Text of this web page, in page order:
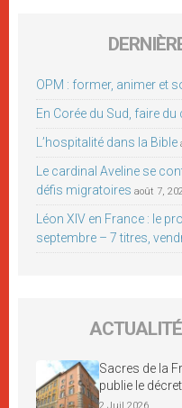
OPM : former, animer et
En Corée du Sud, faire
L’hospitalité dans la Bible
Le cardinal Aveline se
défis migratoires août 7,
Léon XIV en France : le
septembre – 7 titres,
Sacres de la
publie le